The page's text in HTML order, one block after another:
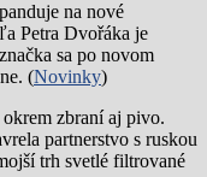
na nové
Petra Dvořáka je
sa po novom
(Novinky)
zbraní aj pivo.
partnerstvo s ruskou
trh svetlé filtrované